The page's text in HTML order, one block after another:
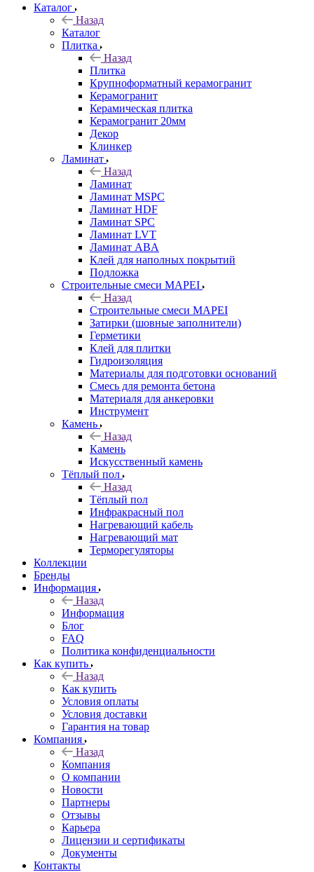
Каталог
Назад
Каталог
Плитка
Назад
Плитка
Крупноформатный керамогранит
Керамогранит
Керамическая плитка
Керамогранит 20мм
Декор
Клинкер
Ламинат
Назад
Ламинат
Ламинат MSPC
Ламинат HDF
Ламинат SPC
Ламинат LVT
Ламинат ABA
Клей для наполных покрытий
Подложка
Строительные смеси MAPEI
Назад
Строительные смеси MAPEI
Затирки (шовные заполнители)
Герметики
Клей для плитки
Гидроизоляция
Материалы для подготовки оснований
Смесь для ремонта бетона
Материаля для анкеровки
Инструмент
Камень
Назад
Камень
Искусственный камень
Тёплый пол
Назад
Тёплый пол
Инфракрасный пол
Нагревающий кабель
Нагревающий мат
Терморегуляторы
Коллекции
Бренды
Информация
Назад
Информация
Блог
FAQ
Политика конфиденциальности
Как купить
Назад
Как купить
Условия оплаты
Условия доставки
Гарантия на товар
Компания
Назад
Компания
О компании
Новости
Партнеры
Отзывы
Карьера
Лицензии и сертификаты
Документы
Контакты